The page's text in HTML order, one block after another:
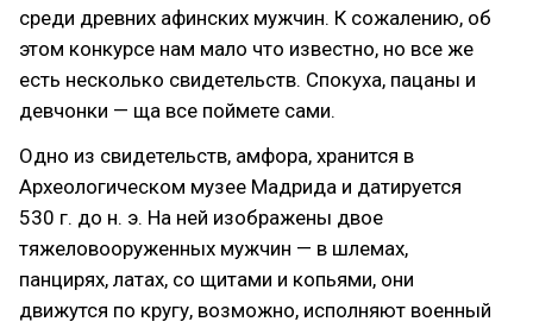
среди древних афинских мужчин. К сожалению, об
этом конкурсе нам мало что известно, но все же
есть несколько свидетельств. Спокуха, пацаны и
девчонки — ща все поймете сами.
Одно из свидетельств, амфора, хранится в
Археологическом музее Мадрида и датируется
530 г. до н. э. На ней изображены двое
тяжеловооруженных мужчин — в шлемах,
панцирях, латах, со щитами и копьями, они
движутся по кругу, возможно, исполняют военный